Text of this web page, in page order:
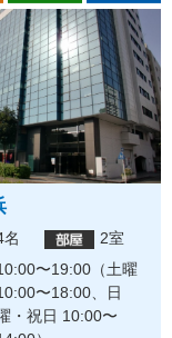
東口（Kアリー
前）
600名